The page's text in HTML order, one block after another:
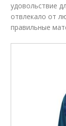
удовольствие
отвлекало от
правильные